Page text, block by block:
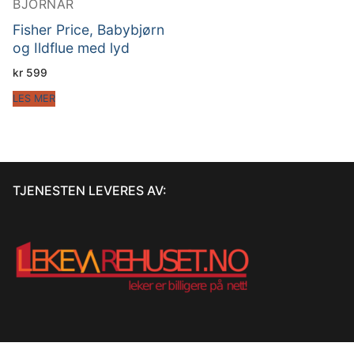
BJÖRNAR
Fisher Price, Babybjørn
og Ildflue med lyd
kr 599
LES MER
TJENESTEN LEVERES AV: